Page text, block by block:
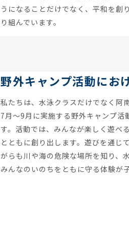
うになることだけでなく、平和を創
り組んでいます。
野外キャンプ活動にお
私たちは、水泳クラスだけでなく阿
7月〜9月に実施する野外キャンプ活
す。活動では、みんなが楽しく遊べ
とともに創り出します。遊びを通じ
がらも川や海の危険な場所を知り、
みんなのいのちをともに守る体験が